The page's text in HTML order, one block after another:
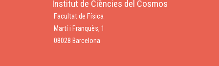
Institut de Ciències del Cosmos
Facultat de Física
Martí i Franquès, 1
08028 Barcelona